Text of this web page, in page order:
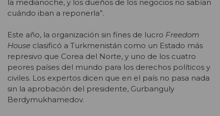
la medianoche, y los dueños de los negocios no sabían
cuándo iban a reponerla”.
Este año, la organización sin fines de lucro Freedom
House clasificó a Turkmenistán como un Estado más
represivo que Corea del Norte, y uno de los cuatro
peores países del mundo para los derechos políticos y
civiles. Los expertos dicen que en el país no pasa nada
sin la aprobación del presidente, Gurbanguly
Berdymukhamedov.